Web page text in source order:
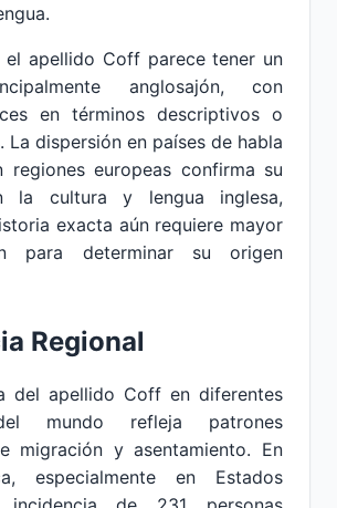
el apellido Coff parece tener un
anglosajón, con
en términos descriptivos o
La dispersión en países de habla
regiones europeas confirma su
la cultura y lengua inglesa,
exacta aún requiere mayor
para determinar su origen
Regional
del apellido Coff en diferentes
mundo refleja patrones
migración y asentamiento. En
especialmente en Estados